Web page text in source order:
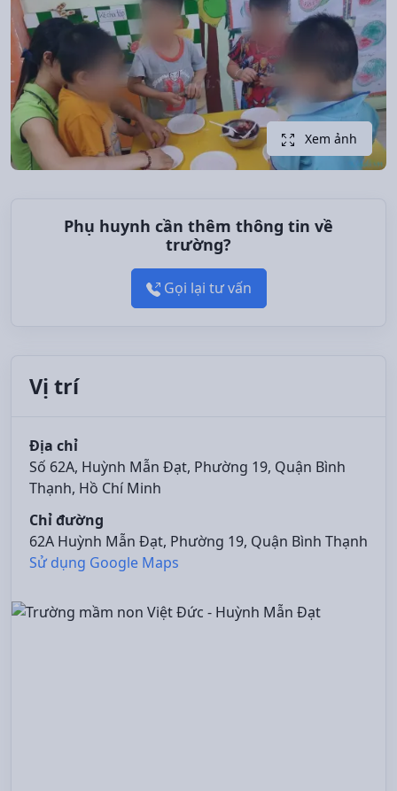
Xem ảnh
Phụ huynh cần thêm thông tin về
trường?
Gọi lại tư vấn
Vị trí
Địa chỉ
Số 62A, Huỳnh Mẫn Đạt, Phường 19, Quận Bình
Thạnh, Hồ Chí Minh
Chỉ đường
62A Huỳnh Mẫn Đạt, Phường 19, Quận Bình Thạnh
Sử dụng Google Maps